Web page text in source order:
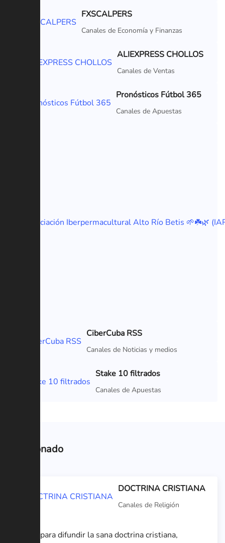
FXSCALPERS
Canales de Economía y Finanzas
ALIEXPRESS CHOLLOS
Canales de Ventas
Pronósticos Fútbol 365
Canales de Apuestas
CiberCuba RSS
Canales de Noticias y medios
Stake 10 filtrados
Canales de Apuestas
Relacionado
DOCTRINA CRISTIANA
Canales de Religión
Canal para difundir la sana doctrina cristiana,